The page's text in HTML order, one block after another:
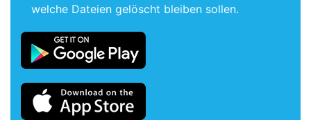
welche Dateien gelöscht bleiben sollen.